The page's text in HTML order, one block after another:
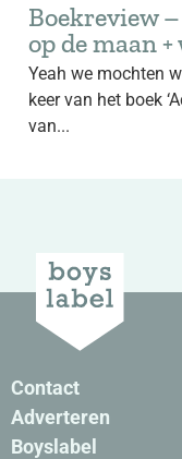
Boekreview
op de maan
Yeah we mochten
keer van het boek
van...
Contact
Adverteren
Boyslabel